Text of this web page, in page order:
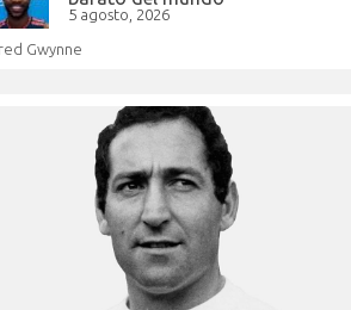
5 agosto, 2026
Gwynne